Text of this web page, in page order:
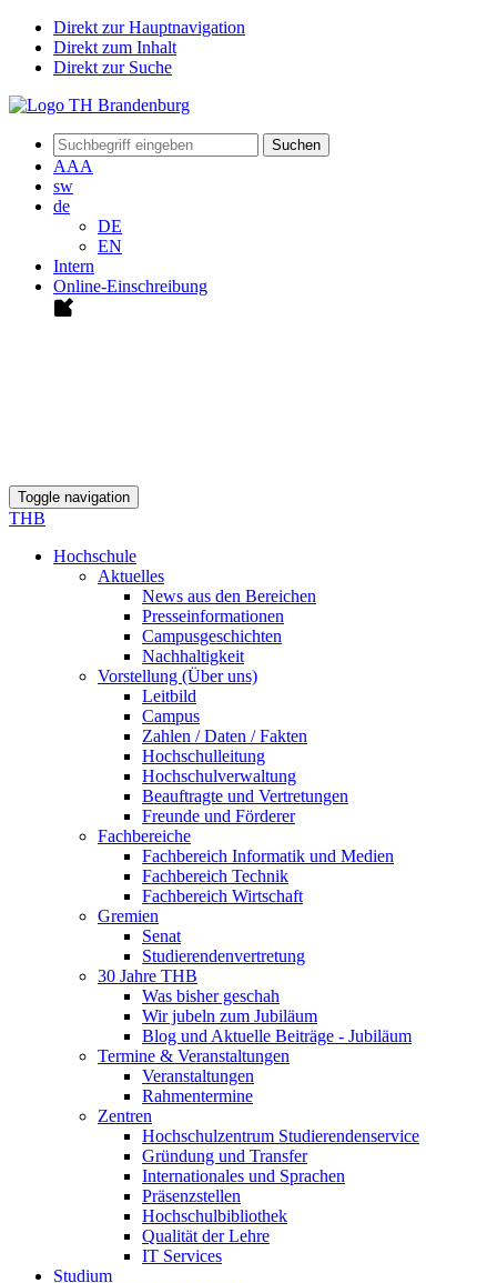
Direkt zur Hauptnavigation
Direkt zum Inhalt
Direkt zur Suche
Suchen
AAA
sw
de
DE
EN
Intern
Online-Einschreibung
Toggle navigation
THB
Hochschule
Aktuelles
News aus den Bereichen
Presseinformationen
Campusgeschichten
Nachhaltigkeit
Vorstellung (Über uns)
Leitbild
Campus
Zahlen / Daten / Fakten
Hochschulleitung
Hochschulverwaltung
Beauftragte und Vertretungen
Freunde und Förderer
Fachbereiche
Fachbereich Informatik und Medien
Fachbereich Technik
Fachbereich Wirtschaft
Gremien
Senat
Studierendenvertretung
30 Jahre THB
Was bisher geschah
Wir jubeln zum Jubiläum
Blog und Aktuelle Beiträge - Jubiläum
Termine & Veranstaltungen
Veranstaltungen
Rahmentermine
Zentren
Hochschulzentrum Studierendenservice
Gründung und Transfer
Internationales und Sprachen
Präsenzstellen
Hochschulbibliothek
Qualität der Lehre
IT Services
Studium